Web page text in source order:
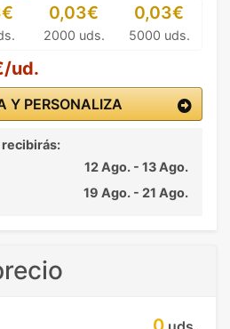
0,03€
2000 uds.
0,03€
5000 uds.
ud.
Y PERSONALIZA
12 Ago. - 13 Ago.
19 Ago. - 21 Ago.